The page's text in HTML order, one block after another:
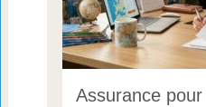
Assurance